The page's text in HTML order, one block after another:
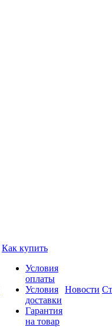
Как купить
Условия
оплаты
Условия
доставки
Гарантия
на товар
Новости